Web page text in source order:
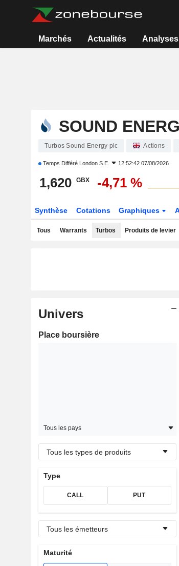
Marchés Actualités Analyses
SOUND
Turbos Sound Energy plc Actions
Temps Différé London S.E. 12:52:42 07/08/2026
1,620 GBX -4,71 %
Synthèse Cotations Graphiques
Tous Warrants Turbos Produits de levier
Univers
Place boursière
Tous les pays
Tous les types de produits
Type
CALL PUT
Tous les émetteurs
Maturité